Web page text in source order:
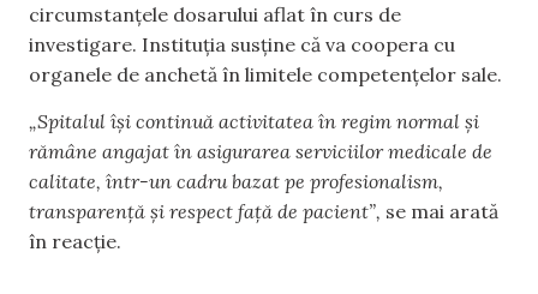
circumstanțele dosarului aflat în curs de
investigare. Instituția susține că va coopera cu
organele de anchetă în limitele competențelor sale.
„Spitalul își continuă activitatea în regim normal și
rămâne angajat în asigurarea serviciilor medicale de
calitate, într-un cadru bazat pe profesionalism,
transparență și respect față de pacient”, se mai arată
în reacție.